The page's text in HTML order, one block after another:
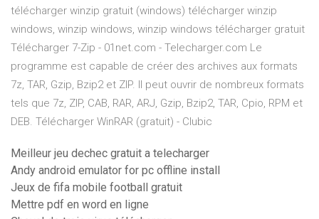
télécharger winzip gratuit (windows) télécharger winzip
windows, winzip windows, winzip windows télécharger gratuit
Télécharger 7-Zip - 01net.com - Telecharger.com Le
programme est capable de créer des archives aux formats
7z, TAR, Gzip, Bzip2 et ZIP. Il peut ouvrir de nombreux formats
tels que 7z, ZIP, CAB, RAR, ARJ, Gzip, Bzip2, TAR, Cpio, RPM et
DEB. Télécharger WinRAR (gratuit) - Clubic
Meilleur jeu dechec gratuit a telecharger
Andy android emulator for pc offline install
Jeux de fifa mobile football gratuit
Mettre pdf en word en ligne